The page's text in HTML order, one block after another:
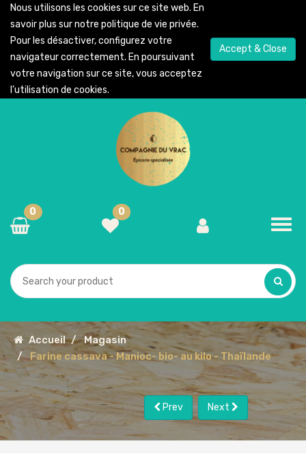
Nous utilisons les cookies sur ce site web. En
savoir plus sur notre politique de vie privée.
Pour les désactiver, configurez votre
navigateur correctement. En poursuivant
votre navigation sur ce site, vous acceptez
l’utilisation de cookies.
Accept & Close
0
0
Accueil
Magasin
Farine cassava - Manioc- bio- au kilo - Thaïlande
Prev Next